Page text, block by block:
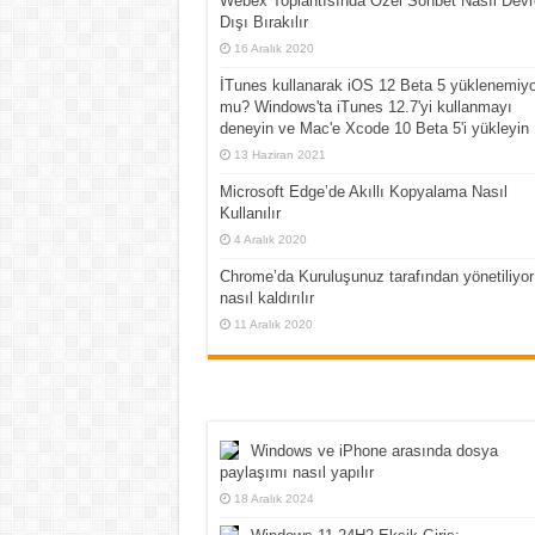
Dışı Bırakılır
16 Aralık 2020
İTunes kullanarak iOS 12 Beta 5
mu? Windows'ta iTunes 12.7'yi kullanmayı
deneyin ve Mac'e Xcode 10 Beta 5'i yükleyin
13 Haziran 2021
Microsoft Edge’de Akıllı Kopyalama Nasıl
Kullanılır
4 Aralık 2020
Chrome’da Kuruluşunuz tarafından yönetiliyor
nasıl kaldırılır
11 Aralık 2020
Windows ve iPhone arasında dosya
paylaşımı nasıl yapılır
18 Aralık 2024